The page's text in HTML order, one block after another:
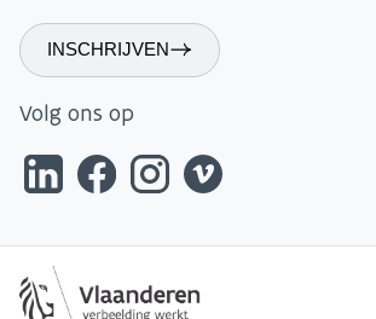
INSCHRIJVEN
Volg ons op